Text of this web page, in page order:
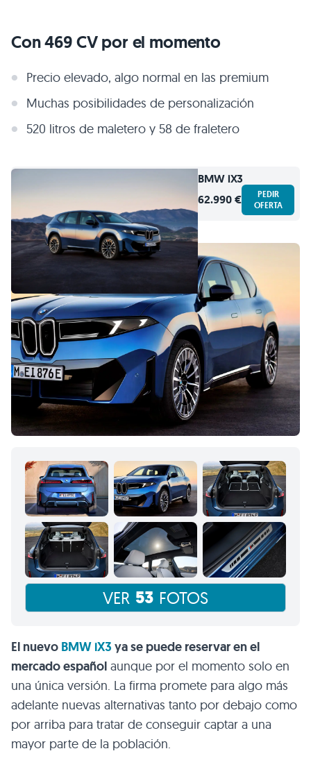
Con 469 CV por el momento
Precio elevado, algo normal en las premium
Muchas posibilidades de personalización
520 litros de maletero y 58 de fraletero
BMWiX3
62.990 €
PEDIR
OFERTA
VER 53 FOTOS
El nuevo BMW iX3 ya se puede reservar en el
mercado español aunque por el momento solo en
una única versión. La firma promete para algo más
adelante nuevas alternativas tanto por debajo como
por arriba para tratar de conseguir captar a una
mayor parte de la población.